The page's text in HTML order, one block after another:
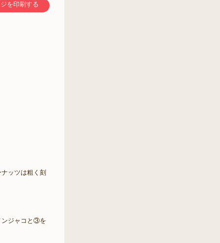
を印刷する
ッツは粗く刻
ンジャコと③を